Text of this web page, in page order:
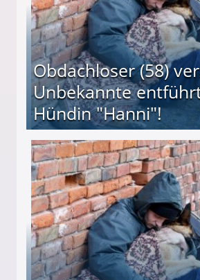
Obdachloser (58)
Unbekannte
Hündin "Hanni"!
entführten seine Hündin "Hanni"!